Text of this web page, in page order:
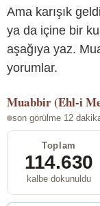
Ama karışık
ya da içine bir
aşağıya yaz.
yorumlar.
Muabbir (Ehl-i
son görülme 12
Toplam
114.630
kalbe dokunuldu